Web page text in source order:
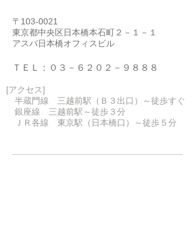
〒103-0021
東京都中央区日本橋本石町２－１－１
​アスパ日本橋オフィスビル
​ＴＥＬ：０３－６２０２－９８８８
​[アクセス]
​ 半蔵門線 三越前駅（Ｂ３出口）～徒歩すぐ
​ 銀座線 三越前駅～徒歩３分
​ ＪＲ各線 東京駅（日本橋口）～徒歩５分